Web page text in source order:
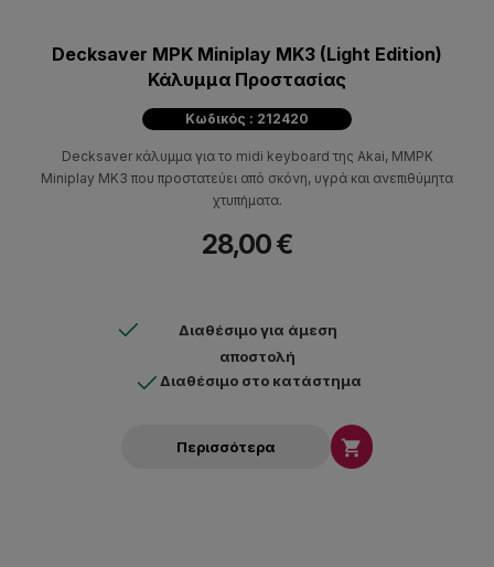
Decksaver MPK Miniplay MK3 (Light Edition)
Κάλυμμα Προστασίας
Κωδικός : 212420
Decksaver κάλυμμα για το midi keyboard της Akai, MMPK
Miniplay MK3 που προστατεύει από σκόνη, υγρά και ανεπιθύμητα
χτυπήματα.
28,00 €
Διαθέσιμο για άμεση
αποστολή
Διαθέσιμο στο κατάστημα
Περισσότερα 